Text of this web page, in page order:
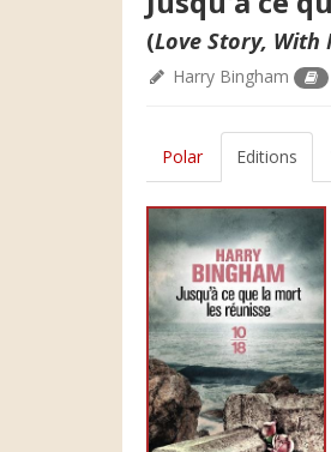
(Love Story, With
Harry Bingham
Polar Editions